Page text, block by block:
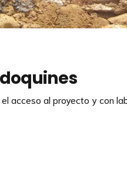
acceso al proyecto y con